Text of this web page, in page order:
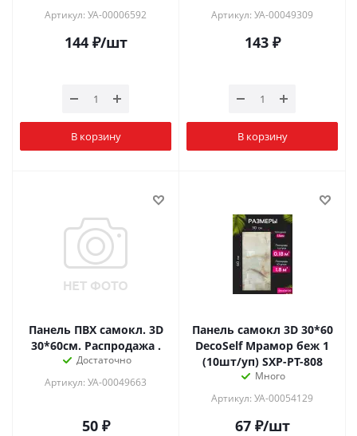
Артикул: УА-00006592
144₽/шт
В корзину
Артикул: УА-00049309
143₽
В корзину
Панель ПВХ самокл. 3D
30*60см. Распродажа .
Достаточно
Артикул: УА-00049663
50₽
Панель самокл 3D 30*60
DecoSelf Мрамор беж 1
(10шт/уп) SXP-PT-808
Много
Артикул: УА-00054129
67₽/шт